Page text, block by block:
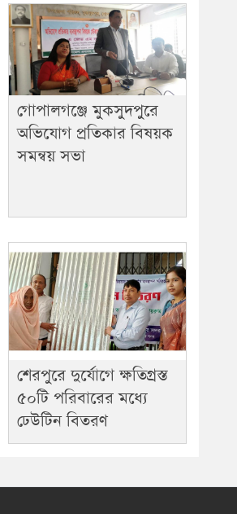
গোপালগঞ্জে মুকসুদপুরে
অভিযোগ প্রতিকার বিষয়ক
সমন্বয় সভা
শেরপুরে দুর্যোগে ক্ষতিগ্রস্ত
৫০টি পরিবারের মধ্যে
ঢেউটিন বিতরণ